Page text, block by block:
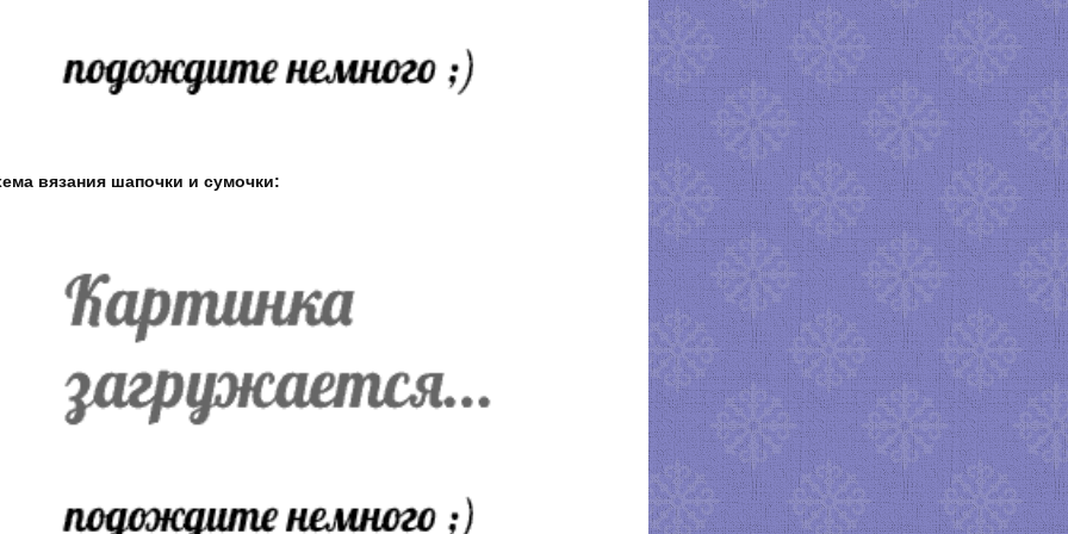
вязания шапочки и сумочки: